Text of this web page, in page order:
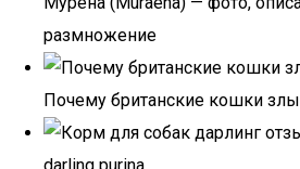
размножение
Почему британские кошки